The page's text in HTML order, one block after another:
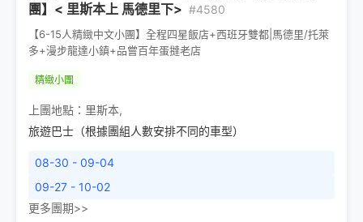
團】< 里斯本上 馬德里下> #4580
【6-15人精緻中文小團】全程四星飯店+西班牙雙都|馬德里/托萊
多+漫步龍達小鎮+品嘗百年蛋撻老店
精緻小團
上團地點： 里斯本,
旅遊巴士（根據團組人數安排不同的車型）
08-30 - 09-04
09-27 - 10-02
更多團期>>